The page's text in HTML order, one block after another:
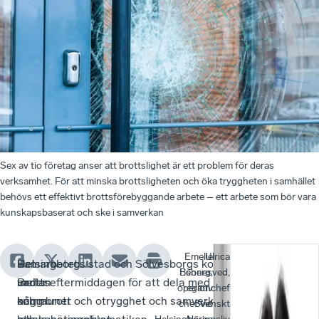
Sex av tio företag anser att brottslighet är ett problem för deras
verksamhet. För att minska brottsligheten och öka tryggheten i samhället
behövs ett effektivt brottsförebyggande arbete – ett arbete som bör vara
kunskapsbaserat och ske i samverkan
Det
var
några
–
Brotts-
och
Samarbetet
mellan
kommuner
Helsingborgs stad och Sölvesborgs kommun deltog
under eftermiddagen för att dela med sig av sitt arbete
kring brott och otrygghet och samverkan med det
Emelie
Esberg,
operativ
chef vid
Ulrica
Bennesved,
regionchef
Svenskt